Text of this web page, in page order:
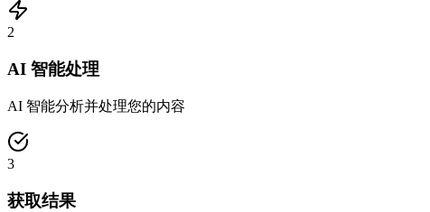
2
AI 智能处理
AI 智能分析并处理您的内容
3
获取结果